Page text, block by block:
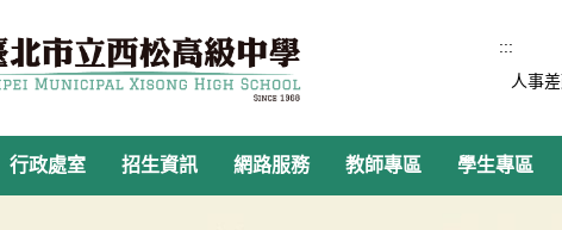
:::
人事
行政處室 招生資訊 網路服務 教師專區 學生專區